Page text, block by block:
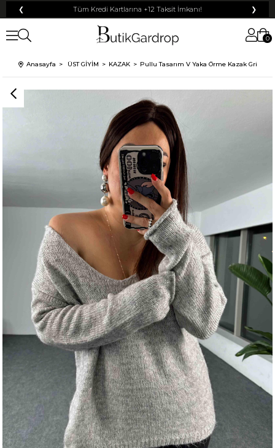
❮ Tüm Kredi Kartlarına +12 Taksit İmkanı! ❯
0
Anasayfa ÜST GİYİM KAZAK Pullu Tasarım V Yaka Örme Kazak Gri
% 10
200 TL
% 20
250 TL
% 5
Tanıtım, pazarlama, reklam ve benzeri amaçlarla tarafıma ticari elektronik ileti
gönderilmesine izin veriyorum.
Elektronik Ticari İleti Aydınlatma Metni
'ni
okudum onay veriyorum.
Paylaştığım bilgilerinKVKK kapsamında tarafınızca korunmasını, sms ve
WhatsApp üzerinden bilgilendirmeleri almayıkabul ediyorum.
Çevir Kazan